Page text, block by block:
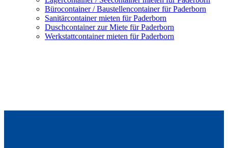
Bürocontainer / Baustellencontainer für Paderborn
Sanitärcontainer mieten für Paderborn
Duschcontainer zur Miete für Paderborn
Werkstattcontainer mieten für Paderborn